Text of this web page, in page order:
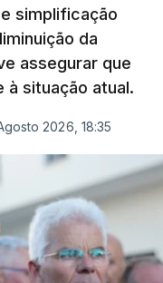
simplificação
da
assegurar que
situação atual.
2026, 18:35